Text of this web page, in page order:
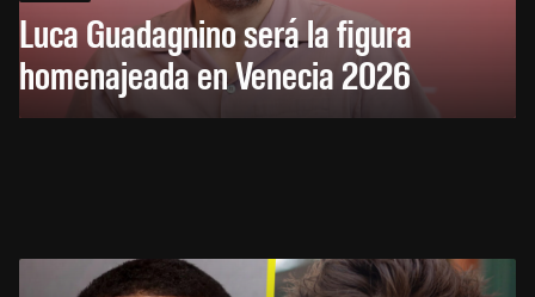
Luca Guadagnino será la figura
homenajeada en Venecia 2026